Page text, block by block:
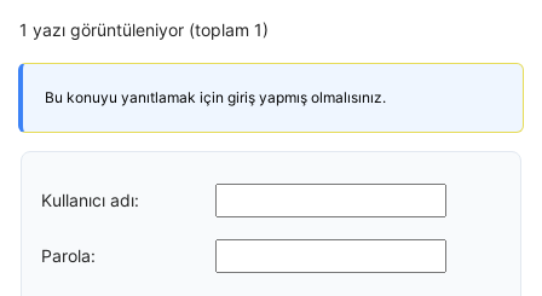
1 yazı görüntüleniyor (toplam 1)
Bu konuyu yanıtlamak için giriş yapmış olmalısınız.
Kullanıcı adı:
Parola: